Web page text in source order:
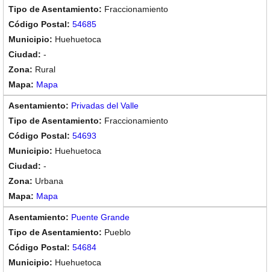
Fraccionamiento
54685
Huehuetoca
-
Rural
Mapa
Privadas del Valle
Fraccionamiento
54693
Huehuetoca
-
Urbana
Mapa
Puente Grande
Pueblo
54684
Huehuetoca